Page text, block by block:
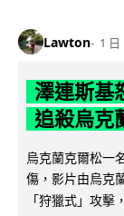
Lawton 1 日
澤連斯基
追殺烏克
烏克蘭克爾松一
傷，影片由烏克
「狩獵式」攻擊